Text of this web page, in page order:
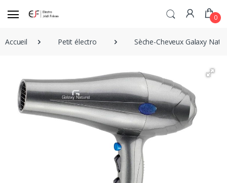
0
Accueil Petit électro Sèche-Cheveux Galaxy